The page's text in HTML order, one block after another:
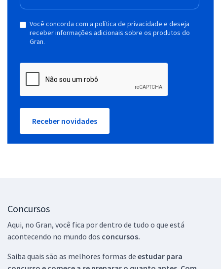
Você concorda com a política de privacidade e deseja
receber informações adicionais sobre os produtos do
Gran.
Receber novidades
Concursos
Aqui, no Gran, você fica por dentro de tudo o que está
acontecendo no mundo dos concursos.
Saiba quais são as melhores formas de estudar para